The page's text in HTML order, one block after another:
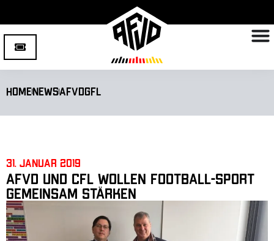
HomeNewsAFVDGFL
31. Januar 2019
AFVD und CFL wollen Football-Sport
gemeinsam stärken